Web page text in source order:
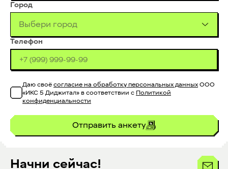
Город
Выбери город
Телефон
Даю своё согласие на обработку персональных данных ООО
«ИКС 5 Диджитал» в соответствии с Политикой
конфиденциальности
Отправить анкету
Начни сейчас!